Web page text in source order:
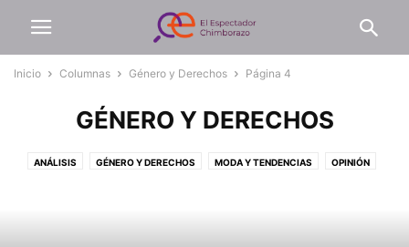
Inicio Columnas Género y Derechos Página 4
GÉNERO Y DERECHOS
ANÁLISIS GÉNERO Y DERECHOS MODA Y TENDENCIAS OPINIÓN